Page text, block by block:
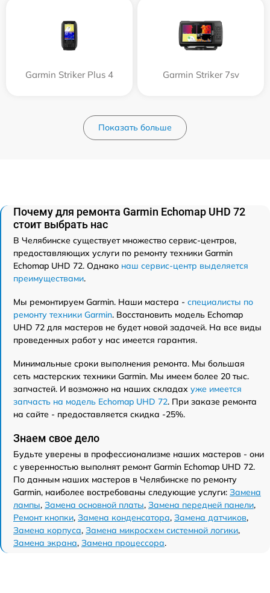
Garmin Striker Plus 4 Garmin Striker 7sv
Показать больше
Почему для ремонта Garmin Echomap UHD 72
стоит выбрать нас
В Челябинске существует множество сервис-центров,
предоставляющих услуги по ремонту техники Garmin
Echomap UHD 72. Однако наш сервис-центр выделяется
преимуществами.
Мы ремонтируем Garmin. Наши мастера - специалисты по
ремонту техники Garmin. Восстановить модель Echomap
UHD 72 для мастеров не будет новой задачей. На все виды
проведенных работ у нас имеется гарантия.
Минимальные сроки выполнения ремонта. Мы большая
сеть мастерских техники Garmin. Мы имеем более 20 тыс.
запчастей. И возможно на наших складах уже имеется
запчасть на модель Echomap UHD 72. При заказе ремонта
на сайте - предоставляется скидка -25%.
Знаем свое дело
Будьте уверены в профессионализме наших мастеров - они
с уверенностью выполнят ремонт Garmin Echomap UHD 72.
По данным наших мастеров в Челябинске по ремонту
Garmin, наиболее востребованы следующие услуги: Замена
лампы, Замена основной платы, Замена передней панели,
Ремонт кнопки, Замена конденсатора, Замена датчиков,
Замена корпуса, Замена микросхем системной логики,
Замена экрана, Замена процессора.